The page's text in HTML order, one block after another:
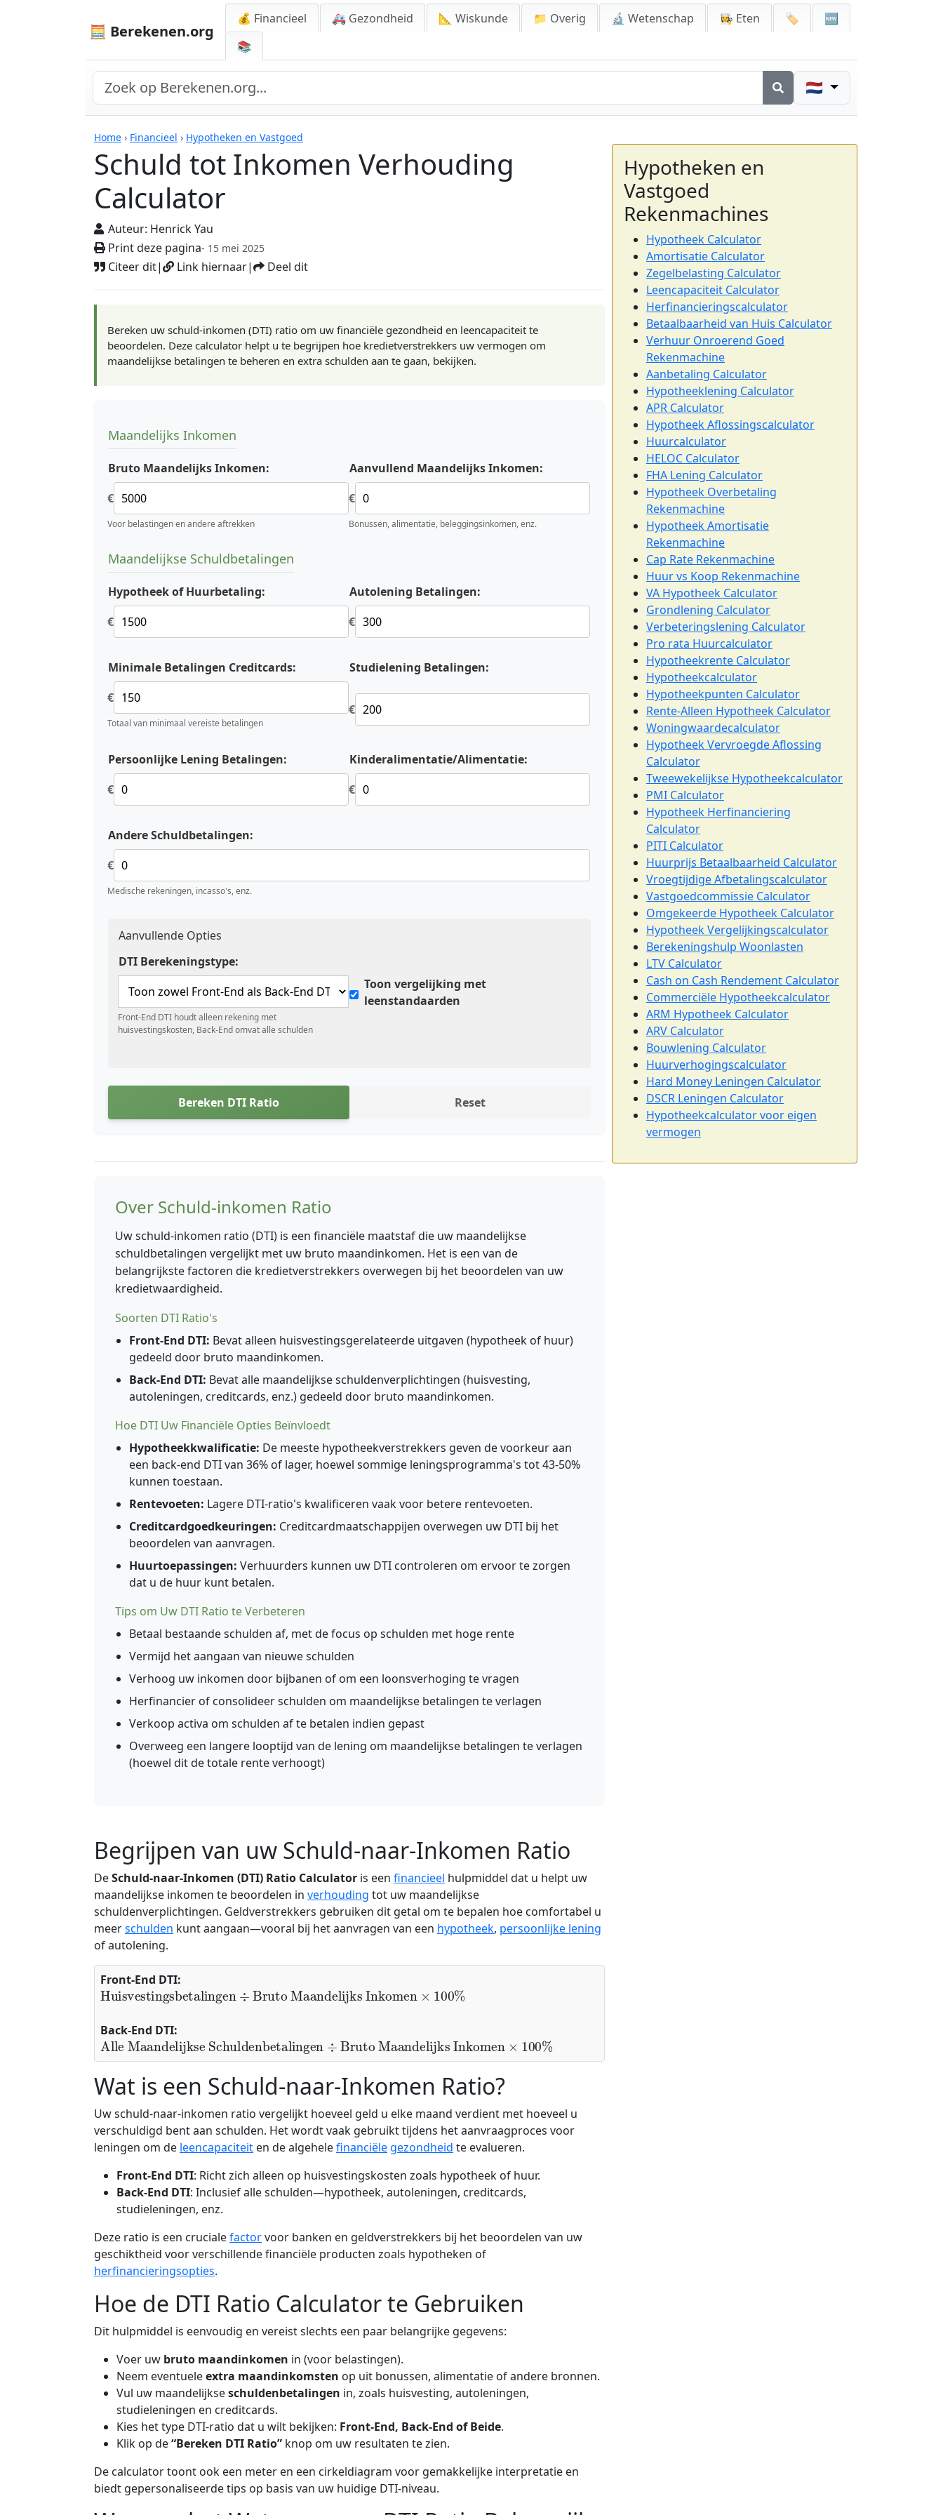
🧮 Berekenen.org
💰 Financieel 🚑 Gezondheid 📐 Wiskunde 📁 Overig 🔬 Wetenschap 👩‍🍳 Eten 🏷️
🆕
📚
🇳🇱
Home › Financieel › Hypotheken en Vastgoed
Schuld tot Inkomen Verhouding
Calculator
Auteur: Henrick Yau
Print deze pagina- 15 mei 2025
Citeer dit| Link hiernaar| Deel dit
Rekenmachines
Bereken uw schuld-inkomen (DTI) ratio om uw financiële gezondheid en leencapaciteit te
beoordelen. Deze calculator helpt u te begrijpen hoe kredietverstrekkers uw vermogen om
maandelijkse betalingen te beheren en extra schulden aan te gaan, bekijken.
Maandelijks Inkomen
Bruto Maandelijks Inkomen:
€
Voor belastingen en andere aftrekken
Aanvullend Maandelijks Inkomen:
€
Bonussen, alimentatie, beleggingsinkomen, enz.
Maandelijkse Schuldbetalingen
Hypotheek of Huurbetaling:
€
Autolening Betalingen:
€
Minimale Betalingen Creditcards:
€
Totaal van minimaal vereiste betalingen
Studielening Betalingen:
€
Persoonlijke Lening Betalingen:
€
Kinderalimentatie/Alimentatie:
€
Andere Schuldbetalingen:
€
Medische rekeningen, incasso's, enz.
Aanvullende Opties
DTI Berekeningstype:
Front-End DTI houdt alleen rekening met
huisvestingskosten, Back-End omvat alle schulden
Toon vergelijking met
leenstandaarden
Bereken DTI Ratio Reset
Over Schuld-inkomen Ratio
Uw schuld-inkomen ratio (DTI) is een financiële maatstaf die uw maandelijkse
schuldbetalingen vergelijkt met uw bruto maandinkomen. Het is een van de
belangrijkste factoren die kredietverstrekkers overwegen bij het beoordelen van uw
kredietwaardigheid.
Soorten DTI Ratio's
Front-End DTI: Bevat alleen huisvestingsgerelateerde uitgaven (hypotheek of huur)
gedeeld door bruto maandinkomen.
Back-End DTI: Bevat alle maandelijkse schuldenverplichtingen (huisvesting,
autoleningen, creditcards, enz.) gedeeld door bruto maandinkomen.
Hoe DTI Uw Financiële Opties Beïnvloedt
Hypotheekkwalificatie: De meeste hypotheekverstrekkers geven de voorkeur aan
een back-end DTI van 36% of lager, hoewel sommige leningsprogramma's tot 43-50%
kunnen toestaan.
Rentevoeten: Lagere DTI-ratio's kwalificeren vaak voor betere rentevoeten.
Creditcardgoedkeuringen: Creditcardmaatschappijen overwegen uw DTI bij het
beoordelen van aanvragen.
Huurtoepassingen: Verhuurders kunnen uw DTI controleren om ervoor te zorgen
dat u de huur kunt betalen.
Tips om Uw DTI Ratio te Verbeteren
Betaal bestaande schulden af, met de focus op schulden met hoge rente
Vermijd het aangaan van nieuwe schulden
Verhoog uw inkomen door bijbanen of om een loonsverhoging te vragen
Herfinancier of consolideer schulden om maandelijkse betalingen te verlagen
Verkoop activa om schulden af te betalen indien gepast
Overweeg een langere looptijd van de lening om maandelijkse betalingen te verlagen
(hoewel dit de totale rente verhoogt)
Begrijpen van uw Schuld-naar-Inkomen Ratio
DeSchuld-naar-Inkomen (DTI) Ratio Calculator is een financieel hulpmiddel dat u helpt uw
maandelijkse inkomen te beoordelen in verhouding tot uw maandelijkse
schuldenverplichtingen. Geldverstrekkers gebruiken dit getal om te bepalen hoe comfortabel u
meerschulden kunt aangaan—vooral bij het aanvragen van een hypotheek, persoonlijke lening
of autolening.
Front-End DTI:
Huisvestingsbetalingen ÷
Bruto Maandelijks Inkomen ×100
Back-End DTI:
Alle Maandelijkse Schuldenbetalingen÷
Bruto Maandelijks Inkomen×100%
Wat is een Schuld-naar-Inkomen Ratio?
Uw schuld-naar-inkomen ratio vergelijkt hoeveel geld u elke maand verdient met hoeveel u
verschuldigd bent aan schulden. Het wordt vaak gebruikt tijdens het aanvraagproces voor
leningen om de leencapaciteit en de algehelefinanciële gezondheid te evalueren.
Front-End DTI: Richt zich alleen op huisvestingskosten zoals hypotheek of huur.
Back-End DTI: Inclusief alle schulden—hypotheek, autoleningen, creditcards,
studieleningen, enz.
Deze ratio is een crucialefactorvoor banken en geldverstrekkers bij het beoordelen van uw
geschiktheid voor verschillende financiële producten zoals hypotheken of
herfinancieringsopties.
Hoe de DTI Ratio Calculator te Gebruiken
Dit hulpmiddel is eenvoudig en vereist slechts een paar belangrijke gegevens:
Voer uw bruto maandinkomen in (voor belastingen).
Neem eventueleextra maandinkomsten op uit bonussen, alimentatie of andere bronnen.
Vul uw maandelijkseschuldenbetalingen in, zoals huisvesting, autoleningen,
studieleningen en creditcards.
Kies het type DTI-ratio dat u wilt bekijken: Front-End, Back-End of Beide.
Klik op de“Bereken DTI Ratio” knop om uw resultaten te zien.
De calculator toont ook een meter en een cirkeldiagram voor gemakkelijke interpretatie en
biedt gepersonaliseerde tips op basis van uw huidige DTI-niveau.
Hypotheken en
Vastgoed
Rekenmachines
Hypotheek Calculator
Amortisatie Calculator
Zegelbelasting Calculator
Leencapaciteit Calculator
Herfinancieringscalculator
Betaalbaarheid van Huis Calculator
Verhuur Onroerend Goed
Rekenmachine
Aanbetaling Calculator
Hypotheeklening Calculator
APR Calculator
Hypotheek Aflossingscalculator
Huurcalculator
HELOC Calculator
FHA Lening Calculator
Hypotheek Overbetaling
Rekenmachine
Hypotheek Amortisatie
Rekenmachine
Cap Rate Rekenmachine
Huur vs Koop Rekenmachine
VA Hypotheek Calculator
Grondlening Calculator
Verbeteringslening Calculator
Pro rata Huurcalculator
Hypotheekrente Calculator
Hypotheekcalculator
Hypotheekpunten Calculator
Rente-Alleen Hypotheek Calculator
Woningwaardecalculator
Hypotheek Vervroegde Aflossing
Calculator
Tweewekelijkse Hypotheekcalculator
PMI Calculator
Hypotheek Herfinanciering
Calculator
PITI Calculator
Huurprijs Betaalbaarheid Calculator
Vroegtijdige Afbetalingscalculator
Vastgoedcommissie Calculator
Omgekeerde Hypotheek Calculator
Hypotheek Vergelijkingscalculator
Berekeningshulp Woonlasten
LTV Calculator
Cash on Cash Rendement Calculator
Commerciële Hypotheekcalculator
ARM Hypotheek Calculator
ARV Calculator
Bouwlening Calculator
Huurverhogingscalculator
Hard Money Leningen Calculator
DSCR Leningen Calculator
Hypotheekcalculator voor eigen
vermogen